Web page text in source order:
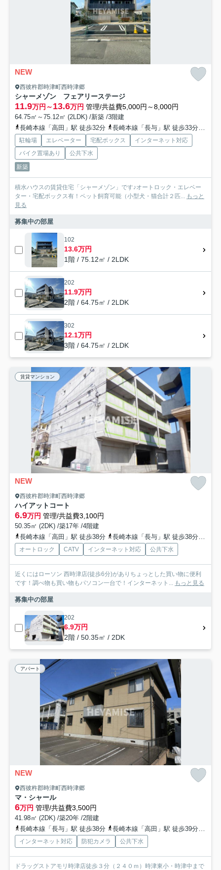
NEW
西彼杵郡時津町西時津郷
シャーメゾン フェアリーステージ
11.9万円～13.6万円 管理/共益費5,000円～8,000円
64.75㎡～75.12㎡ (2LDK) /新築 /3階建
長崎本線「高田」駅 徒歩32分
長崎本線「長与」駅 徒歩33分
駐輪場 エレベーター 宅配ボックス
インターネット対応
バイク置場あり
公共下水
新築
積水ハウスの賃貸住宅「シャーメゾン」です♪オートロック・エレベー
ター・宅配ボックス有！ペット飼育可能（小型犬・猫合計２匹... もっと
見る
募集中の部屋
102
13.6万円
1階 / 75.12㎡ / 2LDK
202
11.9万円
2階 / 64.75㎡ / 2LDK
302
12.1万円
3階 / 64.75㎡ / 2LDK
賃貸マンション
NEW
西彼杵郡時津町西時津郷
ハイアットコート
6.9万円 管理/共益費3,100円
50.35㎡ (2DK) /築17年 /4階建
長崎本線「高田」駅 徒歩38分
長崎本線「長与」駅 徒歩38分
オートロック CATV インターネット対応 公共下水
近くにはローソン 西時津店(徒歩6分)がありちょっとした買い物に便利
です！調べ物も買い物もパソコン一台で！インターネット... もっと見る
募集中の部屋
202
6.9万円
2階 / 50.35㎡ / 2DK
アパート
NEW
西彼杵郡時津町西時津郷
マ・シャール
6万円 管理/共益費3,500円
41.98㎡ (2DK) /築20年 /2階建
長崎本線「長与」駅 徒歩38分
長崎本線「高田」駅 徒歩39分
インターネット対応 防犯カメラ 公共下水
ドラッグストアモリ時津店徒歩３分（２４０ｍ）時津東小・時津中まで